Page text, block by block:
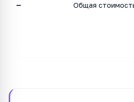
— Общая